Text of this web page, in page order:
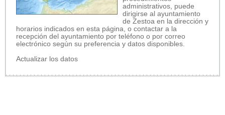
administrativos, puede
dirigirse al ayuntamiento
de Zestoa en la dirección y
horarios indicados en esta página, o contactar a la
recepción del ayuntamiento por teléfono o por correo
electrónico según su preferencia y datos disponibles.
Actualizar los datos